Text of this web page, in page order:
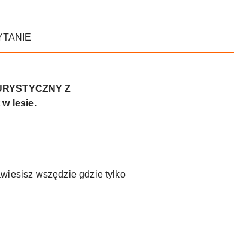
Z
w lesie.
wszędzie gdzie tylko